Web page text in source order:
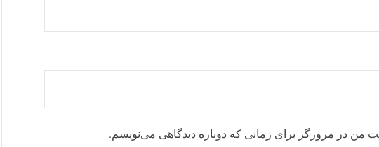
من در مرورگر برای زمانی که دوباره دیدگاهی می‌نویسم.